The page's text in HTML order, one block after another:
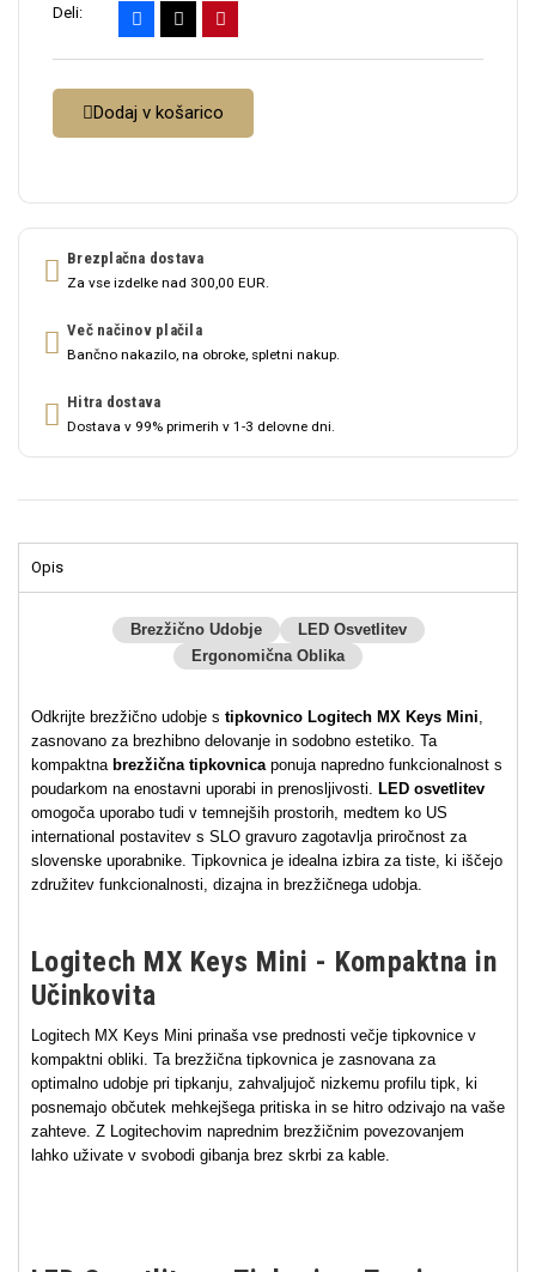
Deli:
Dodaj v košarico
Brezplačna dostava
Za vse izdelke nad 300,00 EUR.
Več načinov plačila
Bančno nakazilo, na obroke, spletni nakup.
Hitra dostava
Dostava v 99% primerih v 1-3 delovne dni.
Opis
Brezžično Udobje
LED Osvetlitev
Ergonomična Oblika
Odkrijte brezžično udobje s tipkovnico Logitech MX Keys Mini,
zasnovano za brezhibno delovanje in sodobno estetiko. Ta
kompaktna brezžična tipkovnicaponuja napredno funkcionalnost s
poudarkom na enostavni uporabi in prenosljivosti. LED osvetlitev
omogoča uporabo tudi v temnejših prostorih, medtem ko US
international postavitev s SLO gravuro zagotavlja priročnost za
slovenske uporabnike. Tipkovnica je idealna izbira za tiste, ki iščejo
združitev funkcionalnosti, dizajna in brezžičnega udobja.
Logitech MX Keys Mini - Kompaktna in
Učinkovita
Logitech MX Keys Mini prinaša vse prednosti večje tipkovnice v
kompaktni obliki. Ta brezžična tipkovnica je zasnovana za
optimalno udobje pri tipkanju, zahvaljujoč nizkemu profilu tipk, ki
posnemajo občutek mehkejšega pritiska in se hitro odzivajo na vaše
zahteve. Z Logitechovim naprednim brezžičnim povezovanjem
lahko uživate v svobodi gibanja brez skrbi za kable.